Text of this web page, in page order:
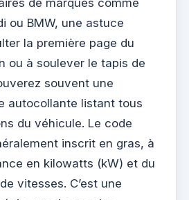
ou BMW, une astuce
la première page du
ou à soulever le tapis de
souvent une
autocollante listant tous
du véhicule. Le code
inscrit en gras, à
en kilowatts (kW) et du
vitesses. C’est une